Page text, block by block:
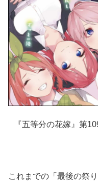
『五等分の花嫁』第
これまでの「最後の祭